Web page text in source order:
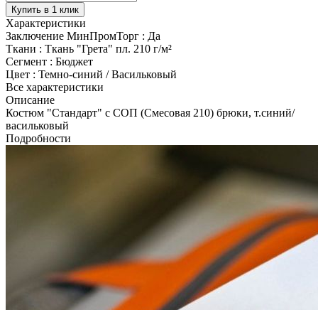
Купить в 1 клик
Характеристики
Заключение МинПромТорг : Да
Ткани : Ткань "Грета" пл. 210 г/м²
Сегмент : Бюджет
Цвет : Темно-синий / Васильковый
Все характеристики
Описание
Костюм "Стандарт" с СОП (Смесовая 210) брюки, т.синий/
васильковый
Подробности